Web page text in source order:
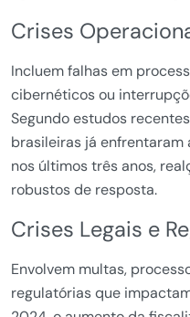
Crises
Incluem falhas em
cibernéticos ou
Segundo estudos
brasileiras já
nos últimos três anos,
robustos de resposta.
Crises Legais e
Envolvem multas,
regulatórias que